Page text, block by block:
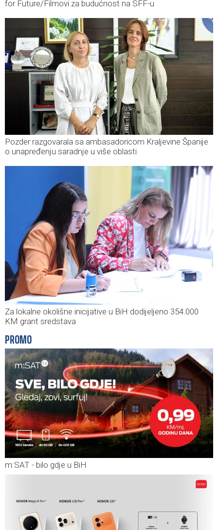
for Future/Filmovi za budućnost na SFF-u
Pozder razgovarala sa ambasadoricom Kraljevine Španije
o unapređenju saradnje u više oblasti
Za lokalne okolišne inicijative u BiH dodijeljeno 354.000
KM grant sredstava
PROMO
m:SAT - bilo gdje u BiH